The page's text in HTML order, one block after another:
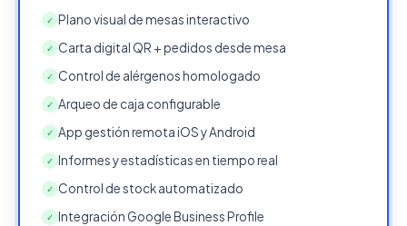
✓ Plano visual de mesas interactivo
✓ Carta digital QR + pedidos desde mesa
✓ Control de alérgenos homologado
✓ Arqueo de caja configurable
✓ App gestión remota iOS y Android
✓ Informes y estadísticas en tiempo real
✓ Control de stock automatizado
✓ Integración Google Business Profile